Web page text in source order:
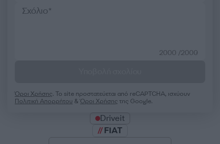
2000 /2000
Όροι Χρήσης. Το site προστατεύεται από reCAPTCHA, ισχύουν
Πολιτική Απορρήτου &Όροι Χρήσης της Google.
Driveit
FIAT